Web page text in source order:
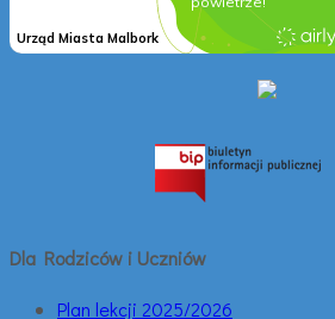
Dla Rodziców i Uczniów
Plan lekcji 2025/2026